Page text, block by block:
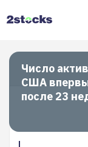
Число
США
после 23